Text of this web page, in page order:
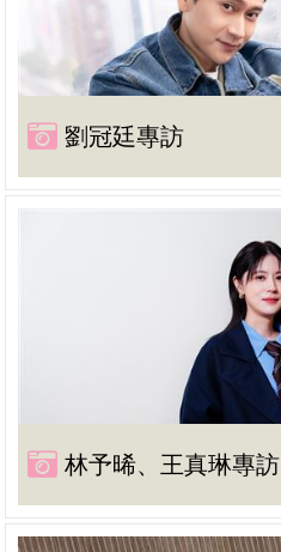
劉冠廷專訪
林予晞、王真琳專訪